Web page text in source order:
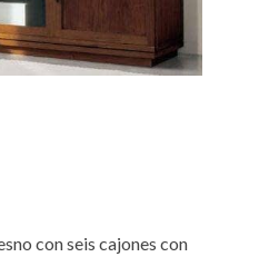
con seis cajones con